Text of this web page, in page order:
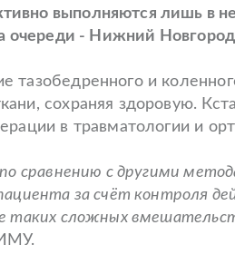
выполняются лишь в
очереди - Нижний
тазобедренного и
сохраняя здоровую.
в травматологии и
сравнению с другими
за счёт контроля
таких сложных